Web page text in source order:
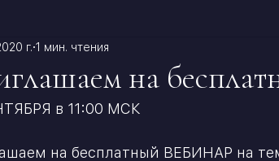
на
г. 1 мин. чтения
в 11:00 МСК
на бесплатный ВЕБИНАР на